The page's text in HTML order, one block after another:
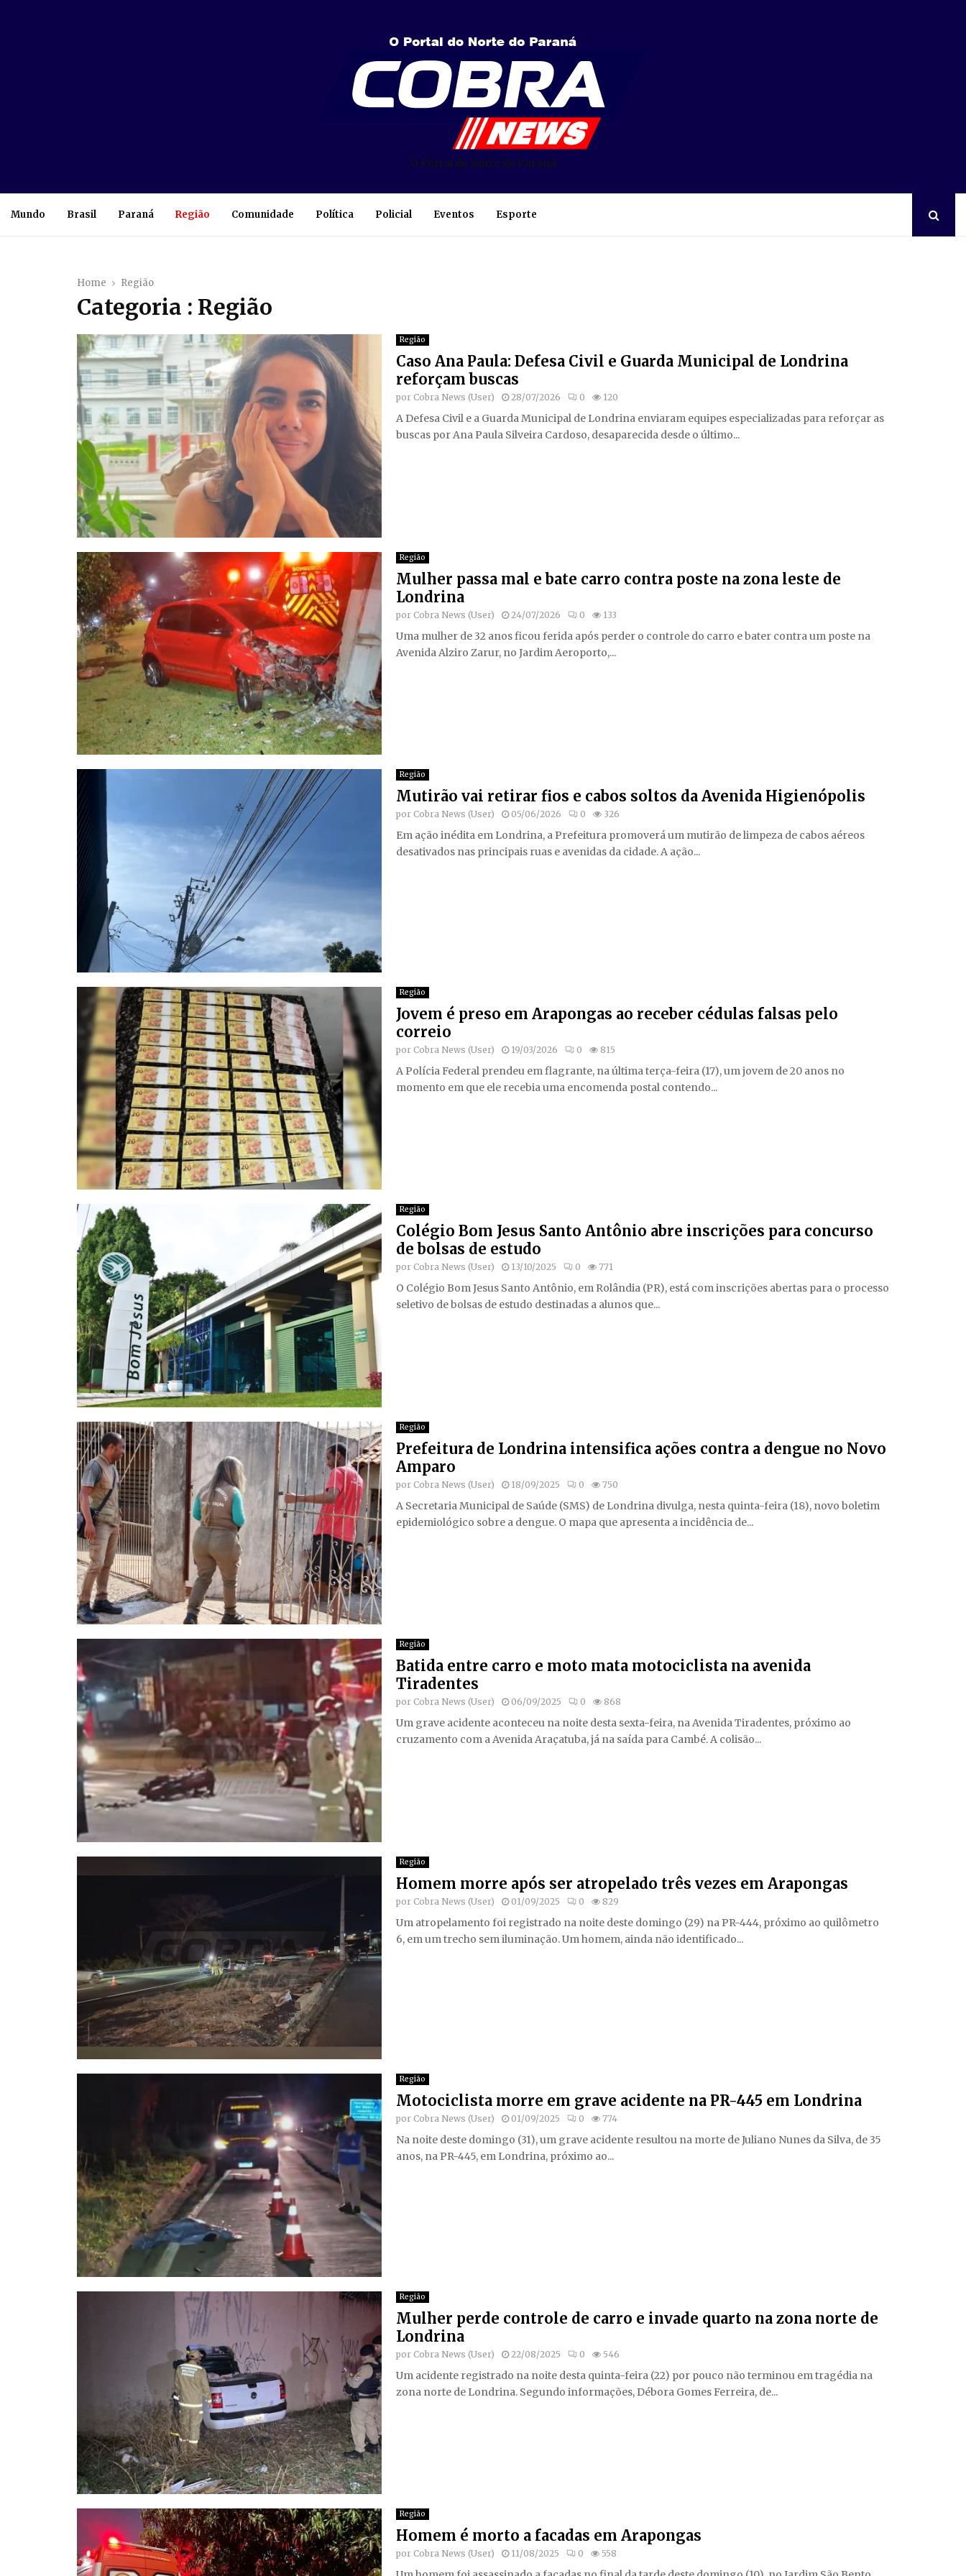
O Portal do Norte do Paraná
Mundo Brasil Paraná Região Comunidade Política Policial Eventos Esporte
Home Região
Categoria : Região
Região
Caso Ana Paula: Defesa Civil e Guarda Municipal de Londrina
reforçam buscas
por Cobra News (User) 28/07/2026 0 120
A Defesa Civil e a Guarda Municipal de Londrina enviaram equipes especializadas para reforçar as
buscas por Ana Paula Silveira Cardoso, desaparecida desde o último...
Região
Mulher passa mal e bate carro contra poste na zona leste de
Londrina
por Cobra News (User) 24/07/2026 0 133
Uma mulher de 32 anos ficou ferida após perder o controle do carro e bater contra um poste na
Avenida Alziro Zarur, no Jardim Aeroporto,...
Região
Mutirão vai retirar fios e cabos soltos da Avenida Higienópolis
por Cobra News (User) 05/06/2026 0 326
Em ação inédita em Londrina, a Prefeitura promoverá um mutirão de limpeza de cabos aéreos
desativados nas principais ruas e avenidas da cidade. A ação...
Região
Jovem é preso em Arapongas ao receber cédulas falsas pelo
correio
por Cobra News (User) 19/03/2026 0 815
A Polícia Federal prendeu em flagrante, na última terça-feira (17), um jovem de 20 anos no
momento em que ele recebia uma encomenda postal contendo...
Região
Colégio Bom Jesus Santo Antônio abre inscrições para concurso
de bolsas de estudo
por Cobra News (User) 13/10/2025 0 771
O Colégio Bom Jesus Santo Antônio, em Rolândia (PR), está com inscrições abertas para o processo
seletivo de bolsas de estudo destinadas a alunos que...
Região
Prefeitura de Londrina intensifica ações contra a dengue no Novo
Amparo
por Cobra News (User) 18/09/2025 0 750
A Secretaria Municipal de Saúde (SMS) de Londrina divulga, nesta quinta-feira (18), novo boletim
epidemiológico sobre a dengue. O mapa que apresenta a incidência de...
Região
Batida entre carro e moto mata motociclista na avenida
Tiradentes
por Cobra News (User) 06/09/2025 0 868
Um grave acidente aconteceu na noite desta sexta-feira, na Avenida Tiradentes, próximo ao
cruzamento com a Avenida Araçatuba, já na saída para Cambé. A colisão...
Região
Homem morre após ser atropelado três vezes em Arapongas
por Cobra News (User) 01/09/2025 0 829
Um atropelamento foi registrado na noite deste domingo (29) na PR-444, próximo ao quilômetro
6, em um trecho sem iluminação. Um homem, ainda não identificado...
Região
Motociclista morre em grave acidente na PR-445 em Londrina
por Cobra News (User) 01/09/2025 0 774
Na noite deste domingo (31), um grave acidente resultou na morte de Juliano Nunes da Silva, de 35
anos, na PR-445, em Londrina, próximo ao...
Região
Mulher perde controle de carro e invade quarto na zona norte de
Londrina
por Cobra News (User) 22/08/2025 0 546
Um acidente registrado na noite desta quinta-feira (22) por pouco não terminou em tragédia na
zona norte de Londrina. Segundo informações, Débora Gomes Ferreira, de...
Região
Homem é morto a facadas em Arapongas
por Cobra News (User) 11/08/2025 0 558